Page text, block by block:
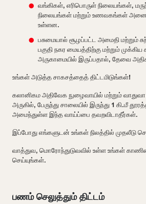
வங்கிகள், எரிபொருள் நிலையங்கள்,
நிலையங்கள் மற்றும் உணவகங்கள்
உள்ளன.
பசுமையால் சூழப்பட்ட அமைதி மற்றும்
பகுதி நகர மையத்திற்கு மற்றும்
அருகாமையில் இருப்பதால், தேவை
உங்கள் அடுத்த சாகசத்தைத் திட்டமிடுங்கள்!
கலானிகம அதிவேக நுழைவாயில் மற்றும் வாதுவா
அருகில், பேருந்து சாலையில் இருந்து 1 கி.மீ
அமைந்துள்ள இந்த வாய்ப்பை தவறவிடாதீர்கள்.
இப்போது எங்களுடன் உங்கள் நிலத்தில் முதலீடு
வாத்துவ, மொரோந்துடுவவில் உள்ள உங்கள்
செய்யுங்கள்.
பணம் செலுத்தும் திட்டம்